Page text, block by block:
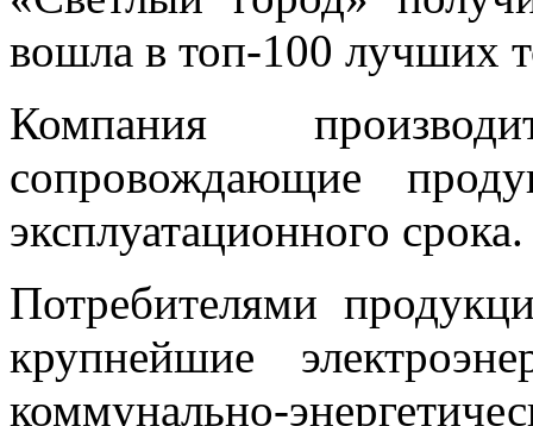
вошла в топ-100 лучших
Компания
сопровождающие
эксплуатационного срока.
Потребителями
крупнейшие
коммунально-